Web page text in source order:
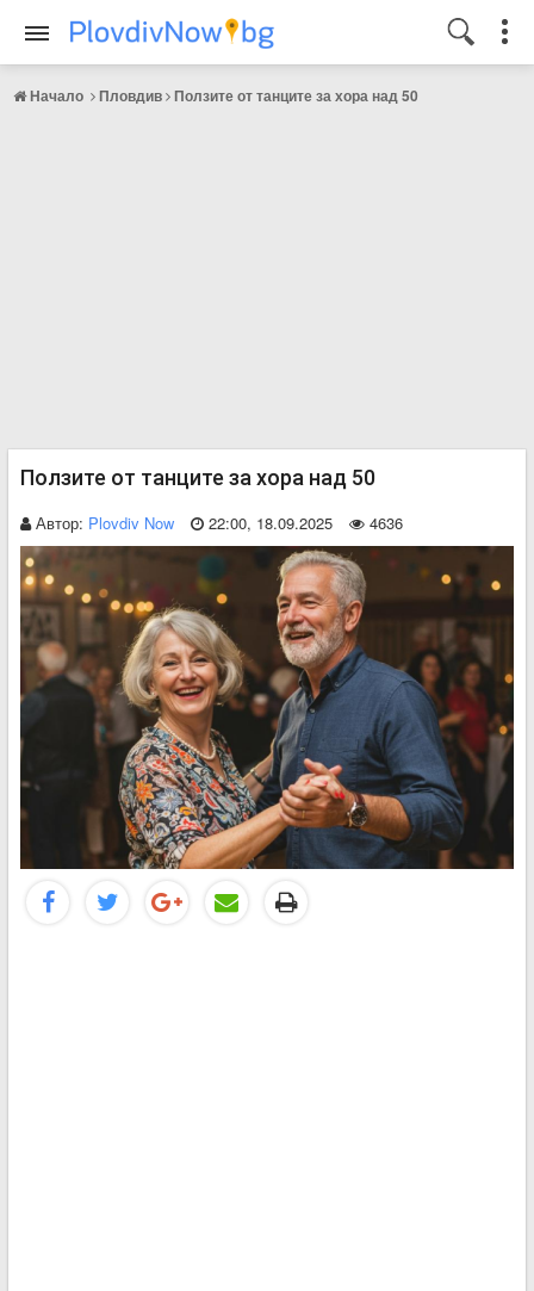
Начало Пловдив Ползите от танците за хора над 50
Ползите от танците за хора над 50
Автор: Plovdiv Now 22:00, 18.09.2025 4636